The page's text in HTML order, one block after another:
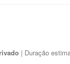
| Duração